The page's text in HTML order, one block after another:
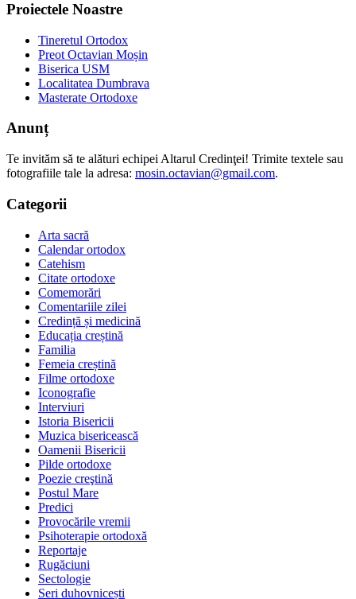
Proiectele Noastre
Tineretul Ortodox
Preot Octavian Moșin
Biserica USM
Localitatea Dumbrava
Masterate Ortodoxe
Anunț
Te invităm să te alături echipei Altarul Credinţei! Trimite textele sau
fotografiile tale la adresa: mosin.octavian@gmail.com.
Categorii
Arta sacră
Calendar ortodox
Catehism
Citate ortodoxe
Comemorări
Comentariile zilei
Credință și medicină
Educația creștină
Familia
Femeia creștină
Filme ortodoxe
Iconografie
Interviuri
Istoria Bisericii
Muzica bisericească
Oamenii Bisericii
Pilde ortodoxe
Poezie creştină
Postul Mare
Predici
Provocările vremii
Psihoterapie ortodoxă
Reportaje
Rugăciuni
Sectologie
Seri duhovnicești